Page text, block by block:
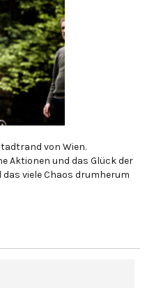
von Wien.
Aktionen und das Glück der
das viele Chaos drumherum